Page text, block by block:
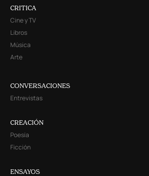
CRITICA
Cine y TV
Libros
Música
Arte
CONVERSACIONES
Entrevistas
CREACIÓN
Poesía
Ficción
ENSAYOS